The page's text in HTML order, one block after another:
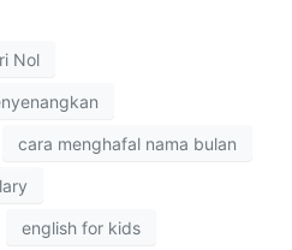
Nol
cara menghafal nama bulan
english for kids